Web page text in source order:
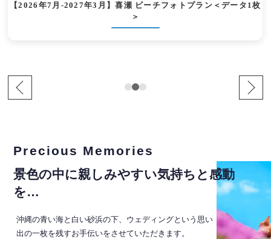
【2026年7月-2027年3月】喜瀬 ビーチフォトプラン＜データ1枚
＞
Precious Memories
景色の中に親しみやすい気持ちと感動
を…
沖縄の青い海と白い砂浜の下、ウェディングという思い
出の一枚を残すお手伝いをさせていただきます。